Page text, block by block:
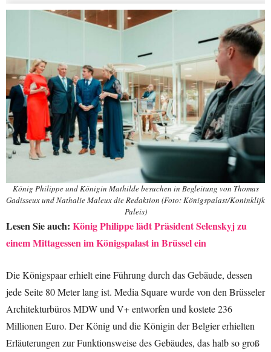
König Philippe und Königin Mathilde besuchen in Begleitung von Thomas
Gadisseux und Nathalie Maleux die Redaktion (Foto: Königspalast/Koninklijk
Paleis)
Lesen Sie auch: König Philippe lädt Präsident Selenskyj zu
einem Mittagessen im Königspalast in Brüssel ein
Die Königspaar erhielt eine Führung durch das Gebäude, dessen
jede Seite 80 Meter lang ist. Media Square wurde von den Brüsseler
Architekturbüros MDW und V+ entworfen und kostete 236
Millionen Euro. Der König und die Königin der Belgier erhielten
Erläuterungen zur Funktionsweise des Gebäudes, das halb so groß